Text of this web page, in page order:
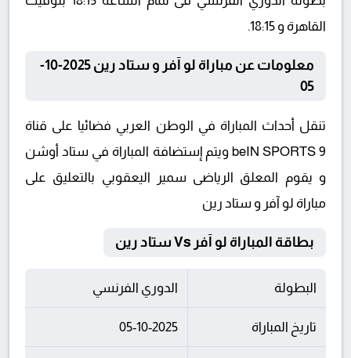
القاهرة و 18:15.
معلومات عن مباراة لو آفر و ستاد رين 2025-10-
05
تنقل أحداث المباراة في الوطن العربي فضائيا على قناة
beIN SPORTS 9 ويتم إستضافة المباراة في ستاد أوشن
و يقوم المعلق الرياضى سمير اليعقوبي بالتعليق على
مباراة لو آفر و ستاد رين
بطاقة المباراة لو آفر Vs ستاد رين
البطولة الدوري الفرنسي
تاريخ المباراة 05-10-2025